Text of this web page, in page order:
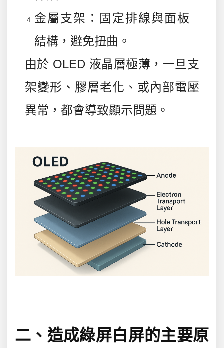
金屬支架 ：固定排線與面板
結構，避免扭曲。
由於 OLED 液晶層極薄，一旦支
架變形、膠層老化、或內部電壓
異常，都會導致顯示問題。
二、造成綠屏白屏的主要原